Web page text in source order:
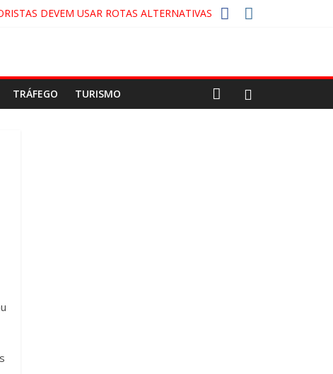
DEVEM USAR ROTAS ALTERNATIVAS
TRÁFEGO TURISMO